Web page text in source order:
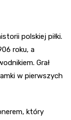
polskiej piłki.
roku, a
Grał
w pierwszych
który